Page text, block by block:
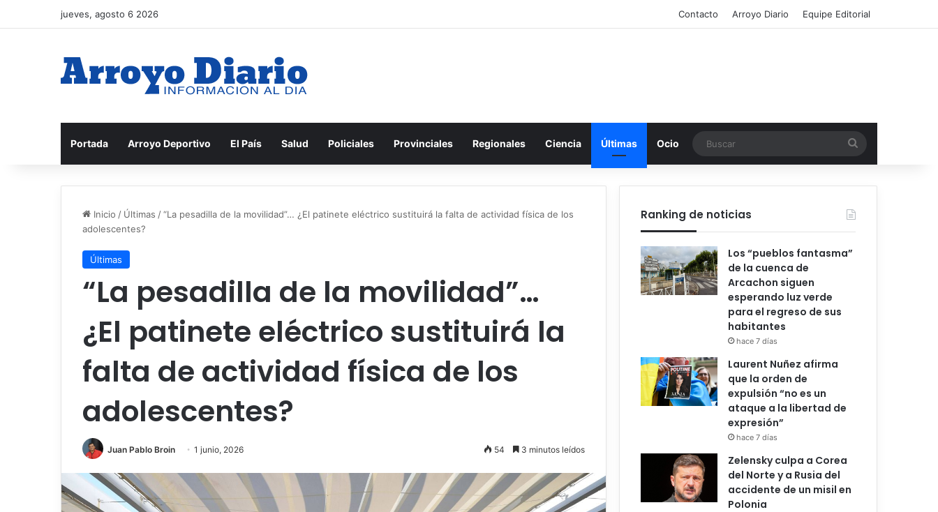
jueves, agosto 6 2026 Contacto Arroyo Diario Equipe Editorial
Portada Arroyo Deportivo El País Salud Policiales Provinciales Regionales Ciencia Últimas Ocio
Inicio / Últimas /“La pesadilla de la movilidad”… ¿El patinete eléctrico sustituirá la falta de actividad física de los
adolescentes?
Últimas
“La pesadilla de la movilidad”…
¿El patinete eléctrico sustituirá la
falta de actividad física de los
adolescentes?
Juan Pablo Broin 1 junio, 2026 54 3 minutos leídos
Ranking de noticias
Los “pueblos fantasma”
de la cuenca de
Arcachon siguen
esperando luz verde
para el regreso de sus
habitantes
hace 7 días
Laurent Nuñez afirma
que la orden de
expulsión “no es un
ataque a la libertad de
expresión”
hace 7 días
Zelensky culpa a Corea
del Norte y a Rusia del
accidente de un misil en
Polonia